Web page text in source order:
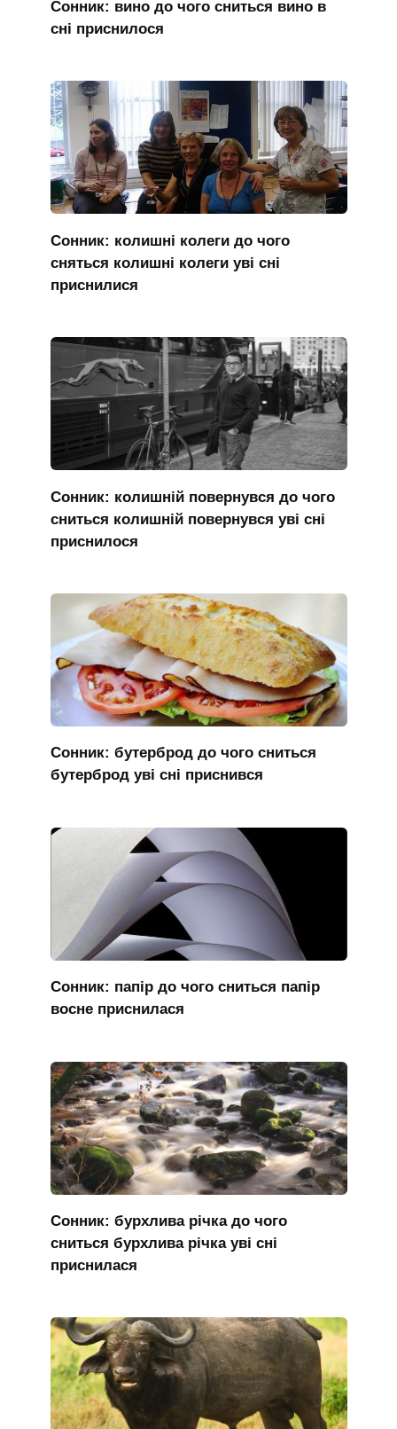
Сонник: вино до чого сниться вино в
сні приснилося
Сонник: колишні колеги до чого
сняться колишні колеги уві сні
приснилися
Сонник: колишній повернувся до чого
сниться колишній повернувся уві сні
приснилося
Сонник: бутерброд до чого сниться
бутерброд уві сні приснився
Сонник: папір до чого сниться папір
восне приснилася
Сонник: бурхлива річка до чого
сниться бурхлива річка уві сні
приснилася